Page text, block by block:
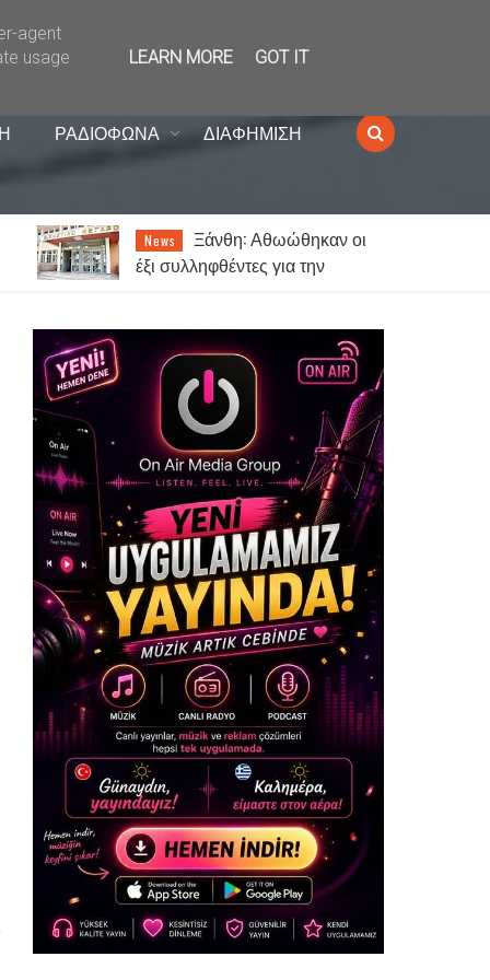
ΡΑΔΙΟΦΩΝΑ ΔΙΑΦΗΜΙΣΗ
News
Ξάνθη: Αθωώθηκαν οι
έξι συλληφθέντες για την
agent
usage
LEARN MORE GOT IT